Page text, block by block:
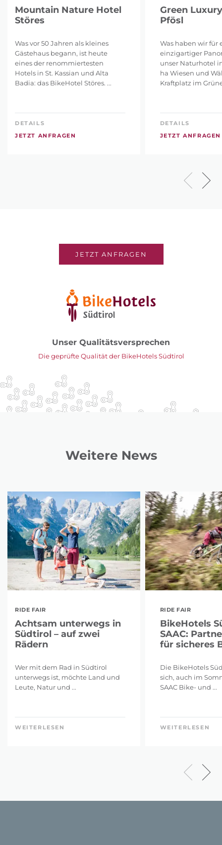
Mountain Nature Hotel
Störes
Was vor 50 Jahren als kleines
Gästehaus begann, ist heute
eines der renommiertesten
Hotels in St. Kassian und Alta
Badia: das BikeHotel Störes. ...
DETAILS
JETZT ANFRAGEN
Green
Pfösl
Was haben wir für
einzigartiger
unser Naturhotel
ha Wiesen und
Kraftplatz im
DETAILS
JETZT ANFRAGEN
JETZT ANFRAGEN
Unser Qualitätsversprechen
Die geprüfte Qualität der BikeHotels Südtirol
Weitere News
RIDE FAIR
Achtsam unterwegs in
Südtirol – auf zwei
Rädern
Wer mit dem Rad in Südtirol
unterwegs ist, möchte Land und
Leute, Natur und ...
WEITERLESEN
RIDE FAIR
BikeHotels
SAAC:
für sicheres
Die BikeHotels
sich, auch im
SAAC Bike- und ...
WEITERLESEN